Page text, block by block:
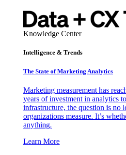
Knowledge Center
Intelligence & Trends
The State of Marketing Analytics
Marketing measurement has
years of investment in analytics
infrastructure, the question is no
organizations measure. It’s
anything.
Learn More